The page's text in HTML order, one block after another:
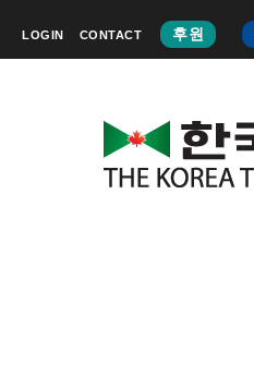
LOGIN CONTACT 후원